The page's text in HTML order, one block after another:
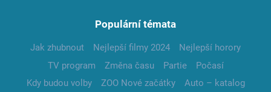
Populární témata
Jak zhubnout Nejlepší filmy 2024
Nejlepší horory
TV program
Změna času Partie
Počasí
Kdy budou volby
ZOO Nové začátky
Auto – katalog